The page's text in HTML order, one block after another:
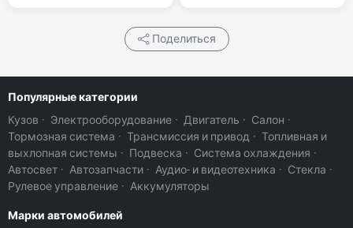
Поделиться
Популярные категории
Кузов · Электрооборудование · Двигатель · Салон ·
Тормозная система · Трансмиссия и привод · Топливная и
выхлопная системы · Подвеска · Система охлаждения ·
Автосвет · Автозапчасти · Аудио- и видеотехника · Стекла ·
Рулевое управление · Аккумуляторы
Марки автомобилей